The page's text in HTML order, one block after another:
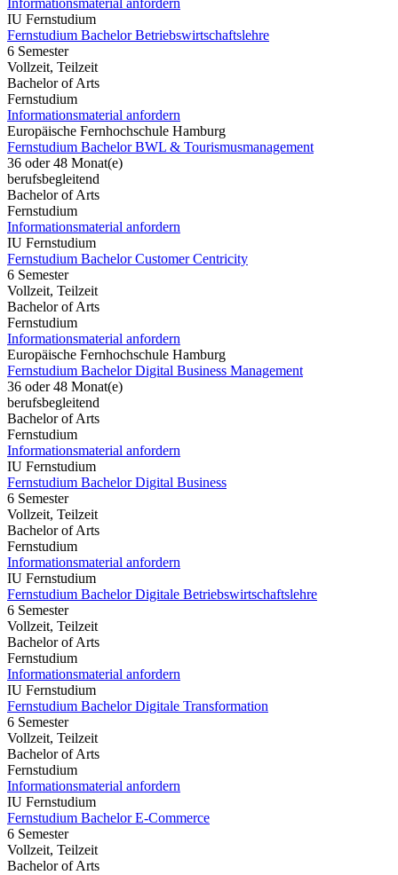
Informationsmaterial anfordern
IU Fernstudium
Fernstudium Bachelor Betriebswirtschaftslehre
6 Semester
Vollzeit, Teilzeit
Bachelor of Arts
Fernstudium
Informationsmaterial anfordern
Europäische Fernhochschule Hamburg
Fernstudium Bachelor BWL & Tourismusmanagement
36 oder 48 Monat(e)
berufsbegleitend
Bachelor of Arts
Fernstudium
Informationsmaterial anfordern
IU Fernstudium
Fernstudium Bachelor Customer Centricity
6 Semester
Vollzeit, Teilzeit
Bachelor of Arts
Fernstudium
Informationsmaterial anfordern
Europäische Fernhochschule Hamburg
Fernstudium Bachelor Digital Business Management
36 oder 48 Monat(e)
berufsbegleitend
Bachelor of Arts
Fernstudium
Informationsmaterial anfordern
IU Fernstudium
Fernstudium Bachelor Digital Business
6 Semester
Vollzeit, Teilzeit
Bachelor of Arts
Fernstudium
Informationsmaterial anfordern
IU Fernstudium
Fernstudium Bachelor Digitale Betriebswirtschaftslehre
6 Semester
Vollzeit, Teilzeit
Bachelor of Arts
Fernstudium
Informationsmaterial anfordern
IU Fernstudium
Fernstudium Bachelor Digitale Transformation
6 Semester
Vollzeit, Teilzeit
Bachelor of Arts
Fernstudium
Informationsmaterial anfordern
IU Fernstudium
Fernstudium Bachelor E-Commerce
6 Semester
Vollzeit, Teilzeit
Bachelor of Arts